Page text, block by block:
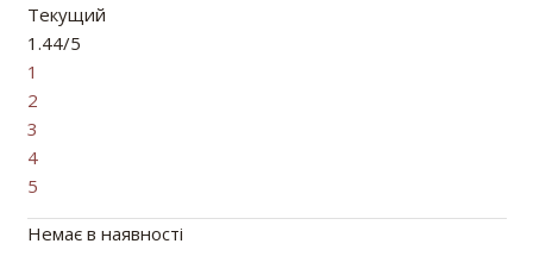
Текущий
1.44/5
1
2
3
4
5
Немає в наявності